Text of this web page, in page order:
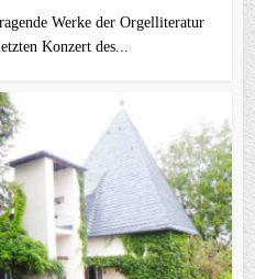
Werke der Orgelliteratur
Konzert des...